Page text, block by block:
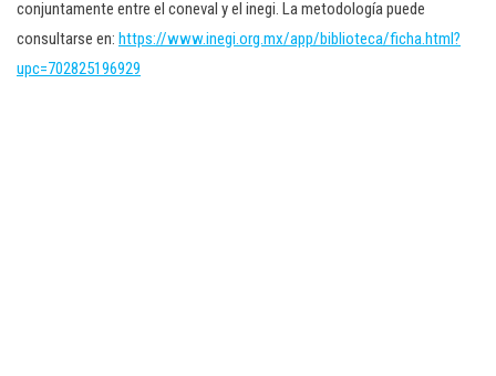
conjuntamente entre el coneval y el inegi. La metodología puede
consultarse en: https://www.inegi.org.mx/app/biblioteca/ficha.html?
upc=702825196929